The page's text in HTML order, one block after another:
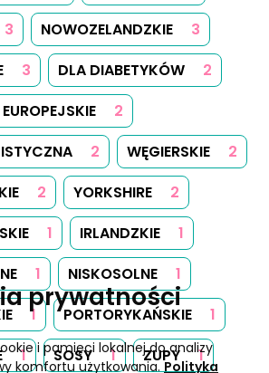
3 NOWOZELANDZKIE
3
3 DLA DIABETYKÓW
2
EUROPEJSKIE
2
2 WĘGIERSKIE
2
2 YORKSHIRE
2
1 IRLANDZKIE
1
1 NISKOSOLNE
1
1 PORTORYKAŃSKIE
1
1 SOSY 1 ZUPY
1
prywatności
i pamięci lokalnej do analizy
komfortu użytkowania.Polityka